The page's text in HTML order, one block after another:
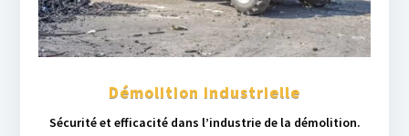
Démolition industrielle
Sécurité et efficacité dans l’industrie de la démolition.